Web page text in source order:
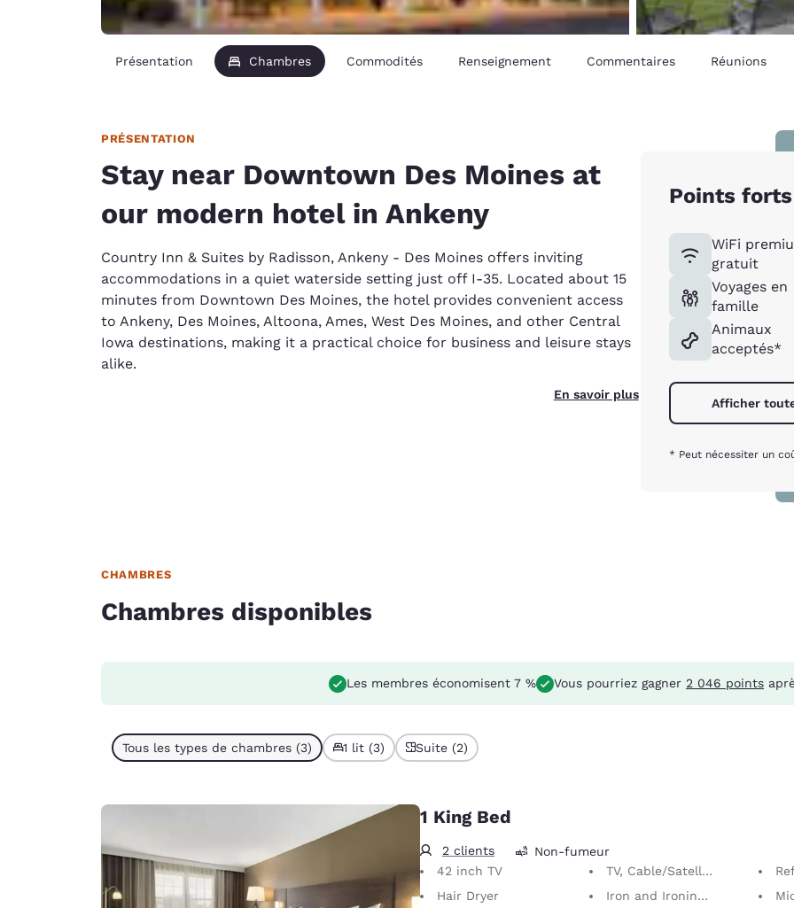
Présentation Chambres Commodités Renseignement Commentaires Réunions
PRÉSENTATION
Stay near Downtown Des Moines at
our modern hotel in Ankeny
Country Inn & Suites by Radisson, Ankeny - Des Moines offers inviting
accommodations in a quiet waterside setting just off I-35. Located about 15
minutes from Downtown Des Moines, the hotel provides convenient access
to Ankeny, Des Moines, Altoona, Ames, West Des Moines, and other Central
Iowa destinations, making it a practical choice for business and leisure stays
alike.
En savoir plus
Points forts
WiFi
gratuit
Voyages en
famille
Animaux
acceptés*
Afficher
* Peut nécessiter un
CHAMBRES
Chambres disponibles
Les membres économisent 7 % Vous pourriez gagner 2 046 points
Tous les types de chambres (3) 1 lit (3) Suite (2)
1 King Bed
2 clients
Non-fumeur
42 inch TV
TV, Cable/Satellite
Hair Dryer
Iron and Ironing Board